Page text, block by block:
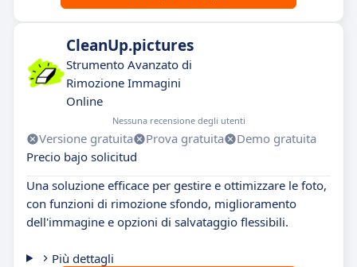
CleanUp.pictures
Strumento Avanzato di
Rimozione Immagini
Online
Nessuna recensione degli utenti
Versione gratuita Prova gratuita
Demo gratuita
Precio bajo solicitud
Una soluzione efficace per gestire e ottimizzare le foto,
con funzioni di rimozione sfondo, miglioramento
dell'immagine e opzioni di salvataggio flessibili.
Più dettagli